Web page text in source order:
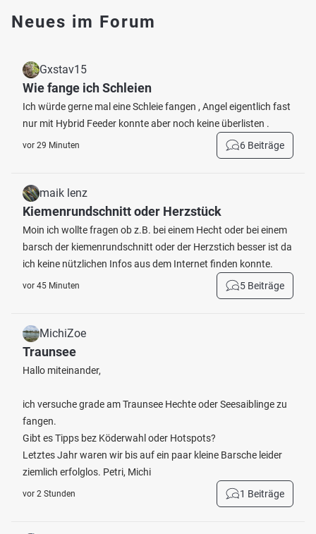
Neues im Forum
Gxstav15
Wie fange ich Schleien
Ich würde gerne mal eine Schleie fangen , Angel eigentlich fast
nur mit Hybrid Feeder konnte aber noch keine überlisten .
vor 29 Minuten 6 Beiträge
maik lenz
Kiemenrundschnitt oder Herzstück
Moin ich wollte fragen ob z.B. bei einem Hecht oder bei einem
barsch der kiemenrundschnitt oder der Herzstich besser ist da
ich keine nützlichen Infos aus dem Internet finden konnte.
vor 45 Minuten 5 Beiträge
MichiZoe
Traunsee
Hallo miteinander,
ich versuche grade am Traunsee Hechte oder Seesaiblinge zu
fangen.
Gibt es Tipps bez Köderwahl oder Hotspots?
Letztes Jahr waren wir bis auf ein paar kleine Barsche leider
ziemlich erfolglos. Petri, Michi
vor 2 Stunden 1 Beiträge